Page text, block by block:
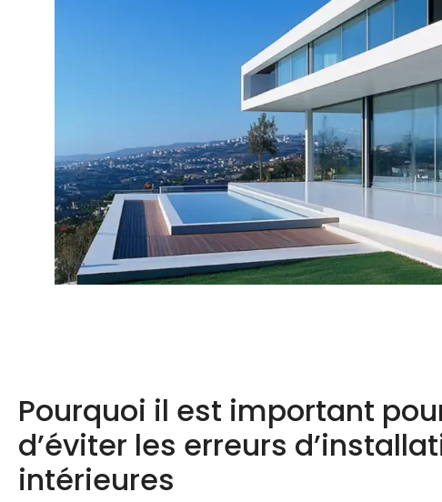
Pourquoi il est important
d’éviter les erreurs
intérieures